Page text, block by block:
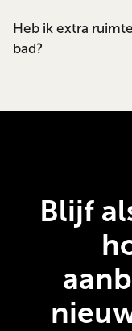
Heb ik extra
bad?
Blijf